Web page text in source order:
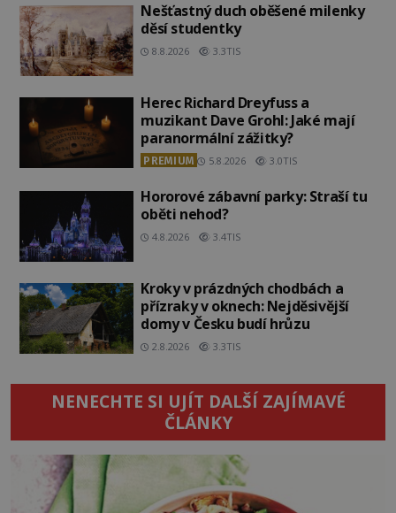
Nešťastný duch oběšené milenky
děsí studentky
8.8.2026 3.3TIS
Herec Richard Dreyfuss a
muzikant Dave Grohl: Jaké mají
paranormální zážitky?
PREMIUM 5.8.2026 3.0TIS
Hororové zábavní parky: Straší tu
oběti nehod?
4.8.2026 3.4TIS
Kroky v prázdných chodbách a
přízraky v oknech: Nejděsivější
domy v Česku budí hrůzu
2.8.2026 3.3TIS
NENECHTE SI UJÍT DALŠÍ ZAJÍMAVÉ
ČLÁNKY